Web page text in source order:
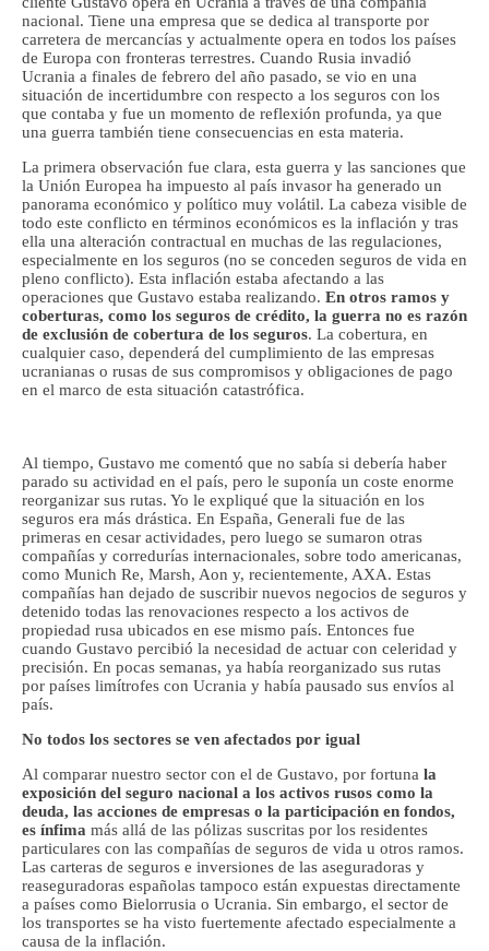
nacional. Tiene una empresa que se dedica al transporte por
carretera de mercancías y actualmente opera en todos los países
de Europa con fronteras terrestres. Cuando Rusia invadió
Ucrania a finales de febrero del año pasado, se vio en una
situación de incertidumbre con respecto a los seguros con los
que contaba y fue un momento de reflexión profunda, ya que
una guerra también tiene consecuencias en esta materia.
La primera observación fue clara, esta guerra y las sanciones que
la Unión Europea ha impuesto al país invasor ha generado un
panorama económico y político muy volátil. La cabeza visible de
todo este conflicto en términos económicos es la inflación y tras
ella una alteración contractual en muchas de las regulaciones,
especialmente en los seguros (no se conceden seguros de vida en
pleno conflicto). Esta inflación estaba afectando a las
operaciones que Gustavo estaba realizando. En otros ramos y
coberturas, como los seguros de crédito, la guerra no es razón
de exclusión de cobertura de los seguros. La cobertura, en
cualquier caso, dependerá del cumplimiento de las empresas
ucranianas o rusas de sus compromisos y obligaciones de pago
en el marco de esta situación catastrófica.
Al tiempo, Gustavo me comentó que no sabía si debería haber
parado su actividad en el país, pero le suponía un coste enorme
reorganizar sus rutas. Yo le expliqué que la situación en los
seguros era más drástica. En España, Generali fue de las
primeras en cesar actividades, pero luego se sumaron otras
compañías y corredurías internacionales, sobre todo americanas,
como Munich Re, Marsh, Aon y, recientemente, AXA. Estas
compañías han dejado de suscribir nuevos negocios de seguros y
detenido todas las renovaciones respecto a los activos de
propiedad rusa ubicados en ese mismo país. Entonces fue
cuando Gustavo percibió la necesidad de actuar con celeridad y
precisión. En pocas semanas, ya había reorganizado sus rutas
por países limítrofes con Ucrania y había pausado sus envíos al
país.
No todos los sectores se ven afectados por igual
Al comparar nuestro sector con el de Gustavo, por fortuna la
exposición del seguro nacional a los activos rusos como la
deuda, las acciones de empresas o la participación en fondos,
es ínfima más allá de las pólizas suscritas por los residentes
particulares con las compañías de seguros de vida u otros ramos.
Las carteras de seguros e inversiones de las aseguradoras y
reaseguradoras españolas tampoco están expuestas directamente
a países como Bielorrusia o Ucrania. Sin embargo, el sector de
los transportes se ha visto fuertemente afectado especialmente a
causa de la inflación.